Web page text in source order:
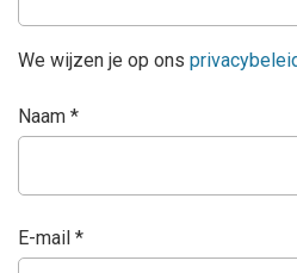
We wijzen je op ons
Naam *
E-mail *